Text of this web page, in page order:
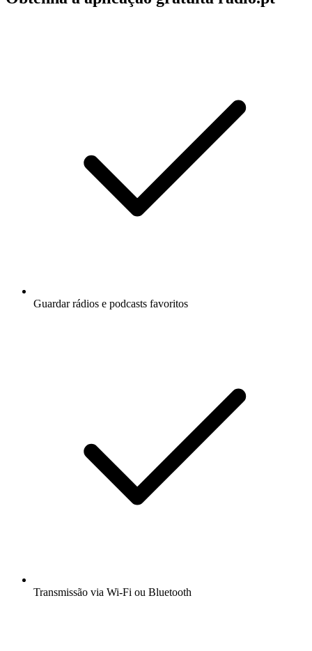
Guardar rádios e podcasts favoritos
Transmissão via Wi-Fi ou Bluetooth